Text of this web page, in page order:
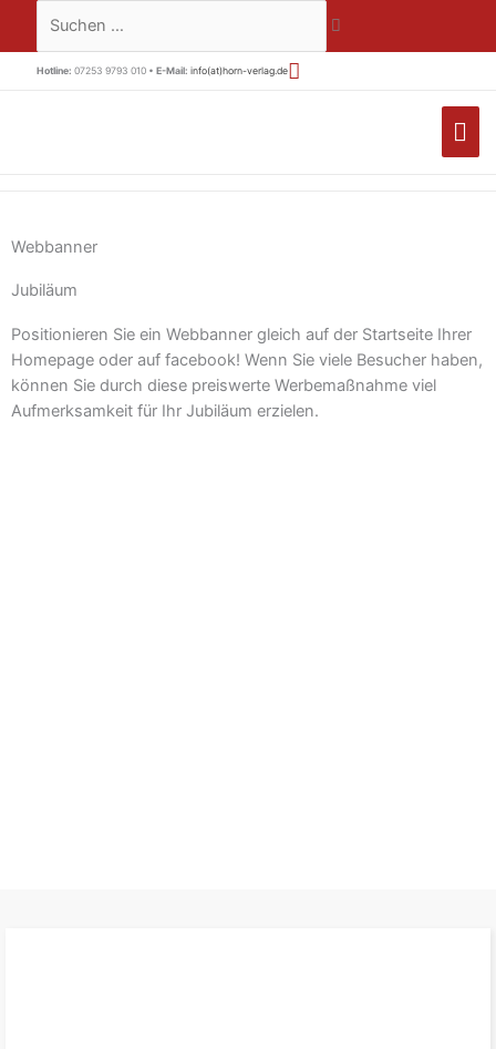
springen
Suchen …
Hotline: 07253 9793 010 • E-Mail: info(at)horn-verlag.de
Webbanner
Jubiläum
Positionieren Sie ein Webbanner gleich auf der Startseite Ihrer
Homepage oder auf facebook! Wenn Sie viele Besucher haben,
können Sie durch diese preiswerte Werbemaßnahme viel
Aufmerksamkeit für Ihr Jubiläum erzielen.